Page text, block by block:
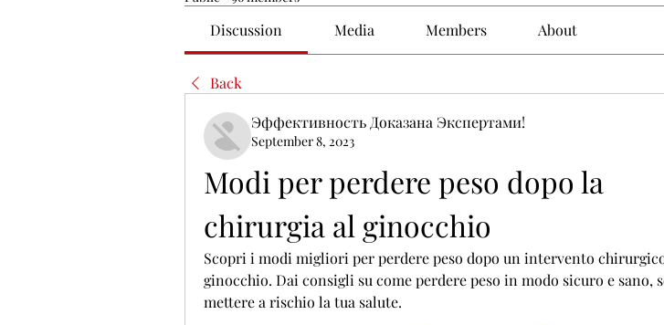
Discussion Media Members About
Back
Эффективность Доказана Экспертами!
September 8, 2023
Modi per perdere peso dopo la
chirurgia al ginocchio
Scopri i modi migliori per perdere peso dopo un intervento
ginocchio. Dai consigli su come perdere peso in modo sicuro e sano,
mettere a rischio la tua salute.